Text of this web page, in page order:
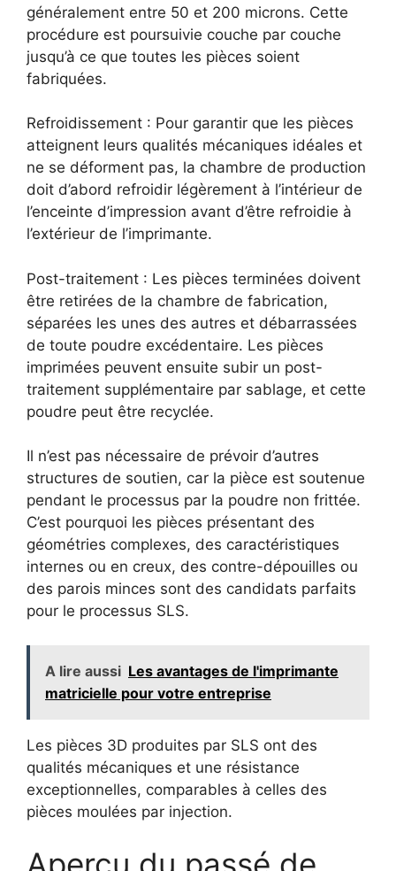
généralement entre 50 et 200 microns. Cette
procédure est poursuivie couche par couche
jusqu’à ce que toutes les pièces soient
fabriquées.
Refroidissement : Pour garantir que les pièces
atteignent leurs qualités mécaniques idéales et
ne se déforment pas, la chambre de production
doit d’abord refroidir légèrement à l’intérieur de
l’enceinte d’impression avant d’être refroidie à
l’extérieur de l’imprimante.
Post-traitement : Les pièces terminées doivent
être retirées de la chambre de fabrication,
séparées les unes des autres et débarrassées
de toute poudre excédentaire. Les pièces
imprimées peuvent ensuite subir un post-
traitement supplémentaire par sablage, et cette
poudre peut être recyclée.
Il n’est pas nécessaire de prévoir d’autres
structures de soutien, car la pièce est soutenue
pendant le processus par la poudre non frittée.
C’est pourquoi les pièces présentant des
géométries complexes, des caractéristiques
internes ou en creux, des contre-dépouilles ou
des parois minces sont des candidats parfaits
pour le processus SLS.
A lire aussi Les avantages de l'imprimante
matricielle pour votre entreprise
Les pièces 3D produites par SLS ont des
qualités mécaniques et une résistance
exceptionnelles, comparables à celles des
pièces moulées par injection.